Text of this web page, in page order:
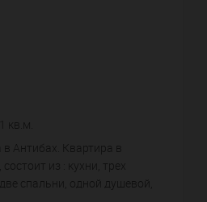
кв.м.
Антибах. Квартира в
из : кухни, трех
спальни, одной душевой,